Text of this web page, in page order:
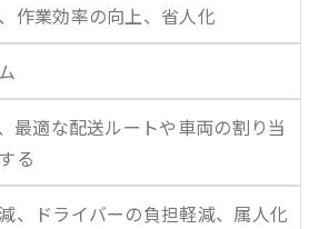
作業効率の向上、省人化
最適な配送ルートや車両の割り当
る
、ドライバーの負担軽減、属人化